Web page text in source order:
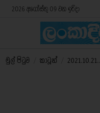
2026 අගෝස්තු 09 වන ඉරිදා
මුල් පිටුව කාටූන් 2021.10.21..